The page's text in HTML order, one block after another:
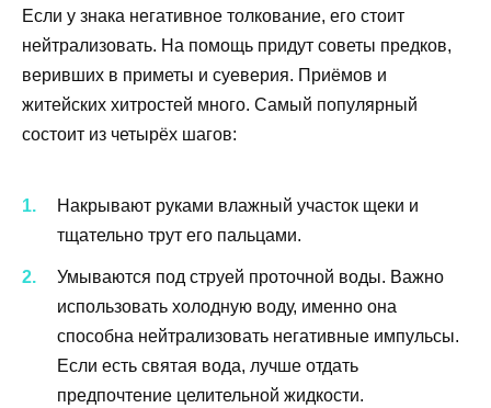
Если у знака негативное толкование, его стоит
нейтрализовать. На помощь придут советы предков,
веривших в приметы и суеверия. Приёмов и
житейских хитростей много. Самый популярный
состоит из четырёх шагов:
Накрывают руками влажный участок щеки и
тщательно трут его пальцами.
Умываются под струей проточной воды. Важно
использовать холодную воду, именно она
способна нейтрализовать негативные импульсы.
Если есть святая вода, лучше отдать
предпочтение целительной жидкости.